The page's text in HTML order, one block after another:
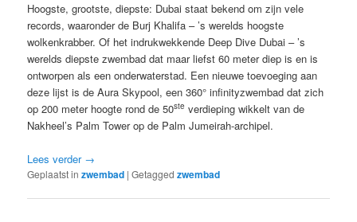
Hoogste, grootste, diepste: Dubai staat bekend om zijn vele
records, waaronder de Burj Khalifa – ’s werelds hoogste
wolkenkrabber. Of het indrukwekkende Deep Dive Dubai – ’s
werelds diepste zwembad dat maar liefst 60 meter diep is en is
ontworpen als een onderwaterstad. Een nieuwe toevoeging aan
deze lijst is de Aura Skypool, een 360° infinityzwembad dat zich
op 200 meter hoogte rond de 50ste verdieping wikkelt van de
Nakheel’s Palm Tower op de Palm Jumeirah-archipel.
Lees verder →
Geplaatst in zwembad |Getagged zwembad